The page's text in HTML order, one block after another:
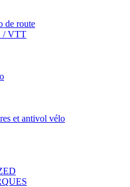
de route
/ VTT
et antivol vélo